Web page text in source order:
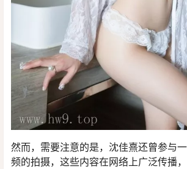
然而，需要注意的是，沈佳熹还曾参与
频的拍摄，这些内容在网络上广泛传播